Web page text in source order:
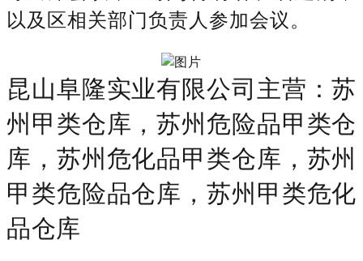
以及区相关部门负责人参加会议。
昆山阜隆实业有限公司主营：苏
州甲类仓库，苏州危险品甲类仓
库，苏州危化品甲类仓库，苏州
甲类危险品仓库，苏州甲类危化
品仓库